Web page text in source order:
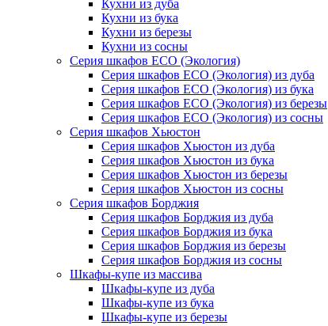
Кухни из дуба
Кухни из бука
Кухни из березы
Кухни из сосны
Серия шкафов ECO (Экология)
Серия шкафов ECO (Экология) из дуба
Серия шкафов ECO (Экология) из бука
Серия шкафов ECO (Экология) из березы
Серия шкафов ECO (Экология) из сосны
Серия шкафов Хьюстон
Серия шкафов Хьюстон из дуба
Серия шкафов Хьюстон из бука
Серия шкафов Хьюстон из березы
Серия шкафов Хьюстон из сосны
Серия шкафов Борджия
Серия шкафов Борджия из дуба
Серия шкафов Борджия из бука
Серия шкафов Борджия из березы
Серия шкафов Борджия из сосны
Шкафы-купе из массива
Шкафы-купе из дуба
Шкафы-купе из бука
Шкафы-купе из березы